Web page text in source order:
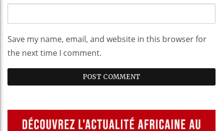
Save my name, email, and website in this browser for
the next time I comment.